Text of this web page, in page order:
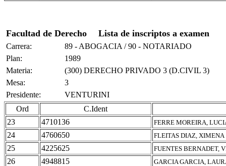
Facultad de Derecho Lista de inscriptos a examen
Carrera:
89 - ABOGACIA / 90 - NOTARIADO
Plan:
1989
Materia:
(300) DERECHO PRIVADO 3 (D.CIVIL 3)
Mesa:
3
Presidente:
VENTURINI
Ord
C.Ident
23
4710136 FERRE MOREIRA,
24 4760650 FLEITAS DIAZ, XIMENA
25 4225625 FUENTES BERNADET,
26 4948815 GARCIA GARCIA,